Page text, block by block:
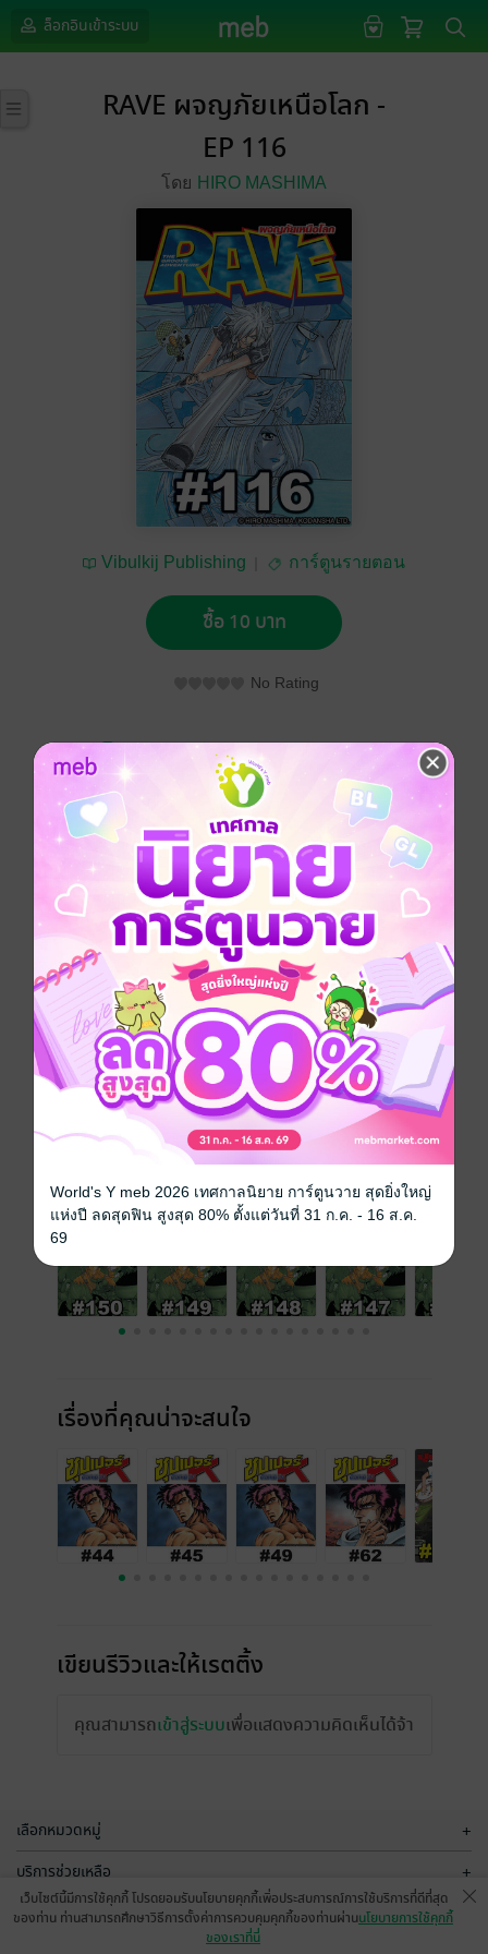
ล็อกอินเข้าระบบ
RAVE ผจญภัยเหนือโลก -
EP 116
โดย HIRO MASHIMA
Vibulkij Publishing การ์ตูนรายตอน
ซื้อ 10 บาท
No Rating
อยากได้ ซื้อเป็นของขวัญ ติดตาม แชร์
การ์ตูนญี่ปุ่น แอกชัน ผจญภัย แฟนตาซี
RAVE ผจญภัยเหนือโลก (รายตอน)
ประเภทไฟล์
วันที่วางขาย 09 ธันวาคม 2565
ความยาว 24 หน้า
ราคาปก 10 บาท
เล่มอื่นๆ ในซีรีส์
เรื่องที่คุณน่าจะสนใจ
เขียนรีวิวและให้เรตติ้ง
คุณสามารถเข้าสู่ระบบเพื่อแสดงความคิดเห็นได้จ้า
เลือกหมวดหมู่ +
บริการช่วยเหลือ +
เกี่ยวกับเรา
เว็บไซต์นี้มีการใช้คุกกี้ โปรดยอมรับนโยบายคุกกี้เพื่อประสบการณ์การใช้บริการที่ดีที่สุด
ของท่าน ท่านสามารถศึกษาวิธีการตั้งค่าการควบคุมคุกกี้ของท่านผ่านนโยบายการใช้คุกกี้
ของเราที่นี่
World's Y meb 2026 เทศกาลนิยาย การ์ตูนวาย สุดยิ่งใหญ่
แห่งปี ลดสุดฟิน สูงสุด 80% ตั้งแต่วันที่ 31 ก.ค. - 16 ส.ค.
69